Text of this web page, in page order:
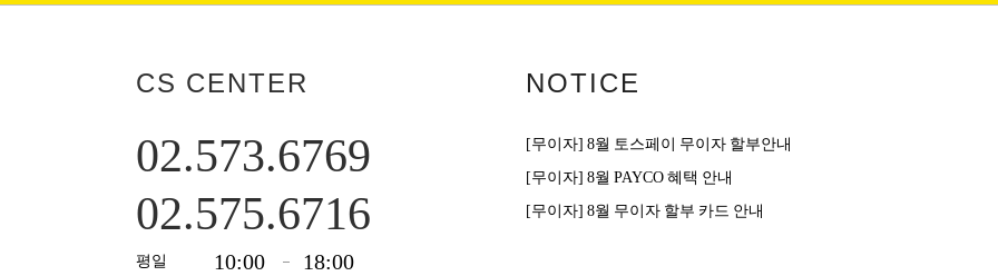
CS CENTER
02.573.6769
02.575.6716
평일 10:00 18:00
NOTICE
[무이자] 8월 토스페이 무이자 할부안내
[무이자] 8월 PAYCO 혜택 안내
[무이자] 8월 무이자 할부 카드 안내